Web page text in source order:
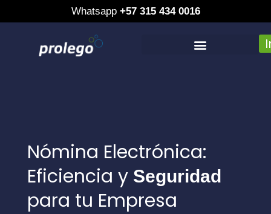
Whatsapp +57 315 434 0016
Nómina Electrónica:
Eficiencia y Seguridad
para tu Empresa